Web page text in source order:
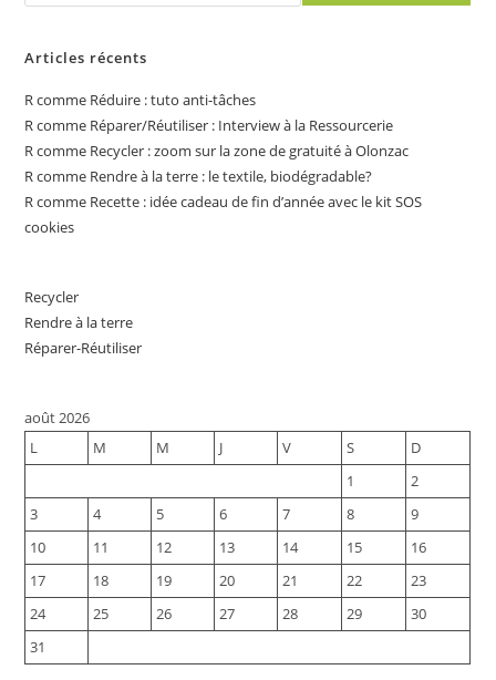
Articles récents
R comme Réduire : tuto anti-tâches
R comme Réparer/Réutiliser : Interview à la Ressourcerie
R comme Recycler : zoom sur la zone de gratuité à Olonzac
R comme Rendre à la terre : le textile, biodégradable?
R comme Recette : idée cadeau de fin d’année avec le kit SOS
cookies
Recycler
Rendre à la terre
Réparer-Réutiliser
août 2026
L
M M J V S
D
1
2
3
4 5 6 7 8
9
10
11 12 13 14 15
16
17
18 19 20 21 22
23
24
25 26 27 28 29
30
31